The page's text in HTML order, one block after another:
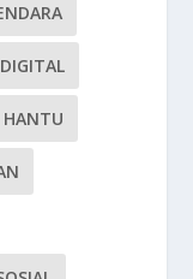
DIGITAL
HANTU